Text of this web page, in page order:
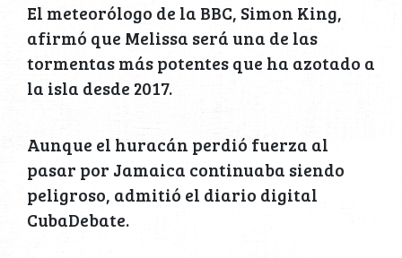
El meteorólogo de la BBC, Simon King,
afirmó que Melissa será una de las
tormentas más potentes que ha azotado a
la isla desde 2017.
Aunque el huracán perdió fuerza al
pasar por Jamaica continuaba siendo
peligroso, admitió el diario digital
CubaDebate.